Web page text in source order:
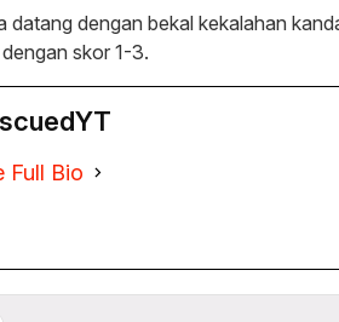
datang dengan bekal kekalahan
skor 1-3.
Full Bio